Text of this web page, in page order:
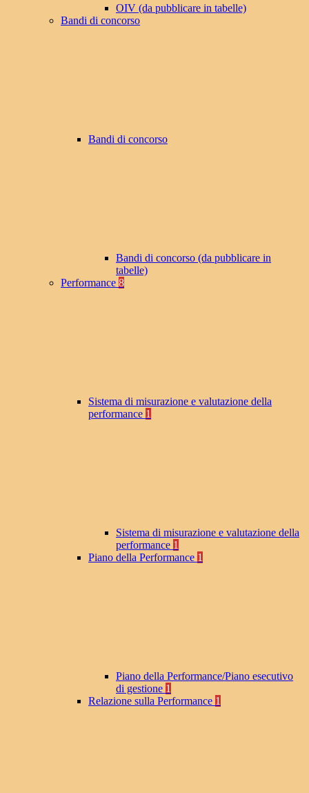
OIV (da pubblicare in tabelle)
Bandi di concorso
Bandi di concorso
Bandi di concorso (da pubblicare in
tabelle)
Performance 8
Sistema di misurazione e valutazione della
performance 1
Sistema di misurazione e valutazione della
performance 1
Piano della Performance 1
Piano della Performance/Piano esecutivo
di gestione 1
Relazione sulla Performance 1